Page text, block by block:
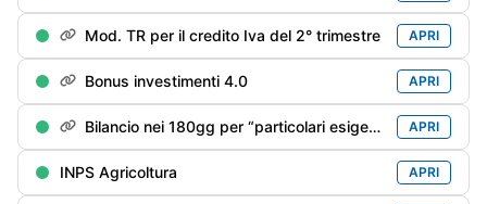
Mod. TR per il credito Iva del 2° trimestre APRI
Bonus investimenti 4.0 APRI
Bilancio nei 180gg per “particolari esigenze” APRI
INPS Agricoltura APRI